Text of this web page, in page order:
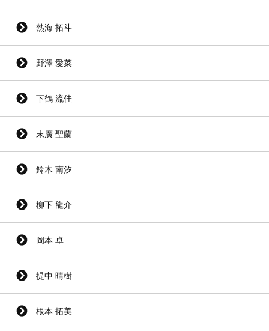
熱海 拓斗
野澤 愛菜
下鶴 流佳
末廣 聖蘭
鈴木 南汐
柳下 龍介
岡本 卓
提中 晴樹
根本 拓美